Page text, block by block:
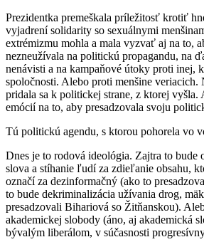
Prezidentka premeškala príležitosť krotiť
vyjadrení solidarity so sexuálnymi
extrémizmu mohla a mala vyzvať aj na to,
nezneužívala na politickú propagandu, na
nenávisti a na kampaňové útoky proti inej,
spoločnosti. Alebo proti menšine veriacich.
pridala sa k politickej strane, z ktorej vyšla.
emócií na to, aby presadzovala svoju
Tú politickú agendu, s ktorou pohorela vo
Dnes je to rodová ideológia. Zajtra to bude
slova a stíhanie ľudí za zdieľanie obsahu,
označí za dezinformačný (ako to
to bude dekriminalizácia užívania drog,
presadzovali Bihariová so Žitňanskou).
akademickej slobody (áno, aj akademická
bývalým liberálom, v súčasnosti